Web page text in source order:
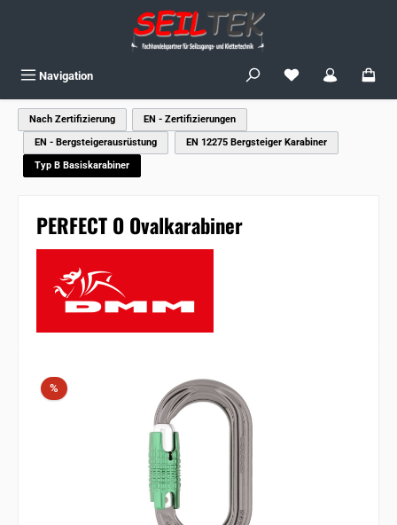
Navigation Du hast 0
Nach Zertifizierung
EN - Zertifizierungen
EN - Bergsteigerausrüstung
EN 12275 Bergsteiger Karabiner
Typ B Basiskarabiner
PERFECT O Ovalkarabiner
% Rabatt